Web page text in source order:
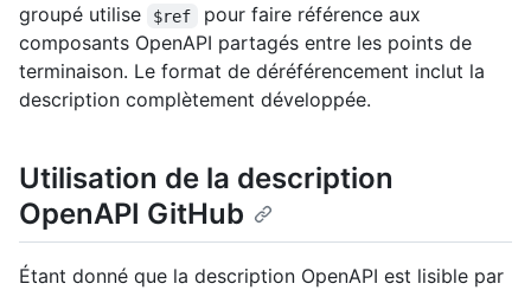
groupé utilise
$ref
pour faire référence aux
composants OpenAPI partagés entre les points de
terminaison. Le format de déréférencement inclut la
description complètement développée.
Utilisation de la description
OpenAPI GitHub
Étant donné que la description OpenAPI est lisible par